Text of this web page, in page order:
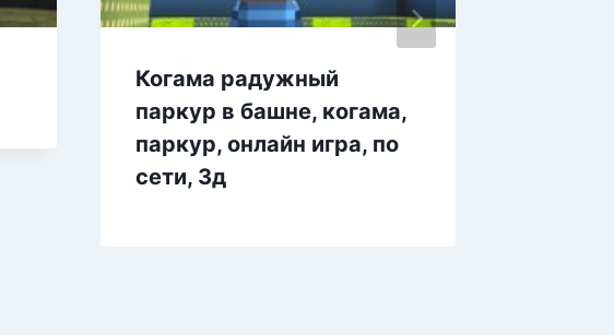
Когама радужный
паркур в башне, когама,
паркур, онлайн игра, по
сети, 3д